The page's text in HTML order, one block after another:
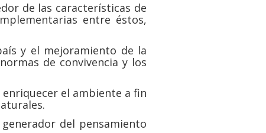
de las características de
entre éstos,
y el mejoramiento de la
de convivencia y los
el ambiente a fin
del pensamiento